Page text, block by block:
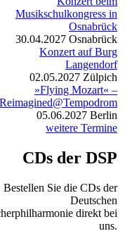
Musikschulkongress in
Osnabrück
30.04.2027 Osnabrück
Konzert auf Burg
Langendorf
02.05.2027 Zülpich
»Flying Mozart« –
Reimagined@Tempodrom
05.06.2027 Berlin
weitere Termine
CDs der DSP
Bestellen Sie die CDs der
Deutschen
direkt bei
uns.